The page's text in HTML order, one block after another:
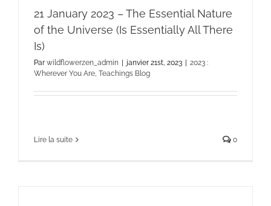
21 January 2023 – The Essential Nature
of the Universe (Is Essentially All There
Is)
Par wildflowerzen_admin | janvier 21st, 2023 | 2023 :
Wherever You Are Teachings Blog
Lire la suite 0